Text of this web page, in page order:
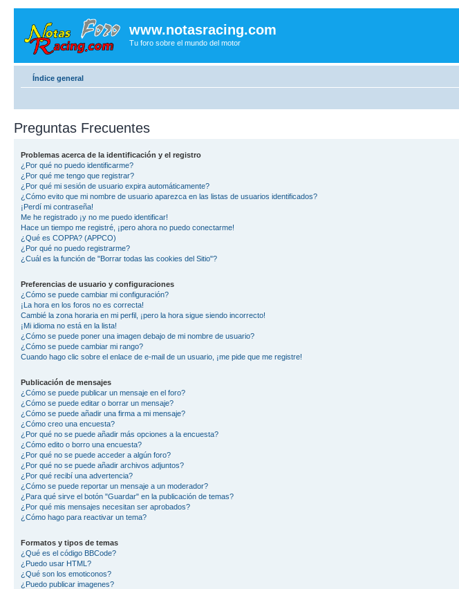
www.notasracing.com
Tu foro sobre el mundo del motor
Índice general
Preguntas Frecuentes
Problemas acerca de la identificación y el registro
¿Por qué no puedo identificarme?
¿Por qué me tengo que registrar?
¿Por qué mi sesión de usuario expira automáticamente?
¿Cómo evito que mi nombre de usuario aparezca en las listas de usuarios identificados?
¡Perdí mi contraseña!
Me he registrado ¡y no me puedo identificar!
Hace un tiempo me registré, ¡pero ahora no puedo conectarme!
¿Qué es COPPA? (APPCO)
¿Por qué no puedo registrarme?
¿Cuál es la función de "Borrar todas las cookies del Sitio"?
Preferencias de usuario y configuraciones
¿Cómo se puede cambiar mi configuración?
¡La hora en los foros no es correcta!
Cambié la zona horaria en mi perfil, ¡pero la hora sigue siendo incorrecto!
¡Mi idioma no está en la lista!
¿Cómo se puede poner una imagen debajo de mi nombre de usuario?
¿Cómo se puede cambiar mi rango?
Cuando hago clic sobre el enlace de e-mail de un usuario, ¡me pide que me registre!
Publicación de mensajes
¿Cómo se puede publicar un mensaje en el foro?
¿Cómo se puede editar o borrar un mensaje?
¿Cómo se puede añadir una firma a mi mensaje?
¿Cómo creo una encuesta?
¿Por qué no se puede añadir más opciones a la encuesta?
¿Cómo edito o borro una encuesta?
¿Por qué no se puede acceder a algún foro?
¿Por qué no se puede añadir archivos adjuntos?
¿Por qué recibí una advertencia?
¿Cómo se puede reportar un mensaje a un moderador?
¿Para qué sirve el botón "Guardar" en la publicación de temas?
¿Por qué mis mensajes necesitan ser aprobados?
¿Cómo hago para reactivar un tema?
Formatos y tipos de temas
¿Qué es el código BBCode?
¿Puedo usar HTML?
¿Qué son los emoticonos?
¿Puedo publicar imagenes?